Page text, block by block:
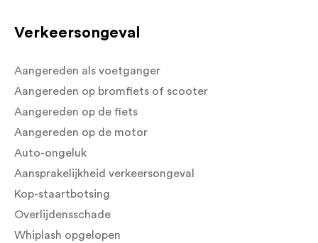
Verkeersongeval
Aangereden als voetganger
Aangereden op bromfiets of scooter
Aangereden op de fiets
Aangereden op de motor
Auto-ongeluk
Aansprakelijkheid verkeersongeval
Kop-staartbotsing
Overlijdensschade
Whiplash opgelopen